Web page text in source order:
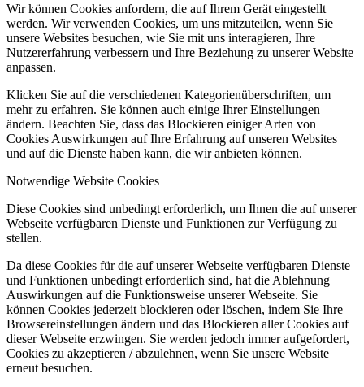
Wir können Cookies anfordern, die auf Ihrem Gerät eingestellt
werden. Wir verwenden Cookies, um uns mitzuteilen, wenn Sie
unsere Websites besuchen, wie Sie mit uns interagieren, Ihre
Nutzererfahrung verbessern und Ihre Beziehung zu unserer Website
anpassen.
Klicken Sie auf die verschiedenen Kategorienüberschriften, um
mehr zu erfahren. Sie können auch einige Ihrer Einstellungen
ändern. Beachten Sie, dass das Blockieren einiger Arten von
Cookies Auswirkungen auf Ihre Erfahrung auf unseren Websites
und auf die Dienste haben kann, die wir anbieten können.
Notwendige Website Cookies
Diese Cookies sind unbedingt erforderlich, um Ihnen die auf unserer
Webseite verfügbaren Dienste und Funktionen zur Verfügung zu
stellen.
Da diese Cookies für die auf unserer Webseite verfügbaren Dienste
und Funktionen unbedingt erforderlich sind, hat die Ablehnung
Auswirkungen auf die Funktionsweise unserer Webseite. Sie
können Cookies jederzeit blockieren oder löschen, indem Sie Ihre
Browsereinstellungen ändern und das Blockieren aller Cookies auf
dieser Webseite erzwingen. Sie werden jedoch immer aufgefordert,
Cookies zu akzeptieren / abzulehnen, wenn Sie unsere Website
erneut besuchen.